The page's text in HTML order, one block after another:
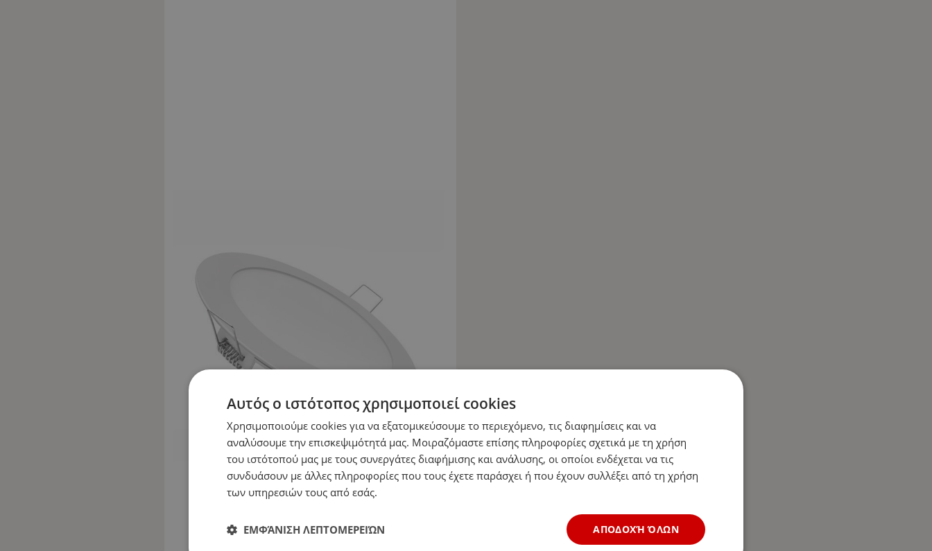
Αυτός ο ιστότοπος χρησιμοποιεί cookies
Χρησιμοποιούμε cookies για να εξατομικεύσουμε το περιεχόμενο, τις διαφημίσεις και να
αναλύσουμε την επισκεψιμότητά μας. Μοιραζόμαστε επίσης πληροφορίες σχετικά με τη χρήση
του ιστότοπού μας με τους συνεργάτες διαφήμισης και ανάλυσης, οι οποίοι ενδέχεται να τις
συνδυάσουν με άλλες πληροφορίες που τους έχετε παράσχει ή που έχουν συλλέξει από τη χρήση
των υπηρεσιών τους από εσάς.
ΑΠΟΔΟΧΉ ΌΛΩΝ
ΕΜΦΆΝΙΣΗ ΛΕΠΤΟΜΕΡΕΙΏΝ